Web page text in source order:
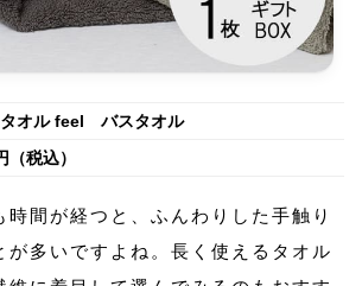
オル feel バスタオル
（税込）
時間が経つと、ふんわりした手触り
が多いですよね。長く使えるタオル